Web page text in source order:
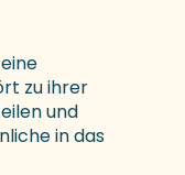
zu ihrer
und
in das